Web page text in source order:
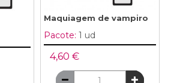
Maquiagem de vampiro
Pacote: 1 ud
4,60 €